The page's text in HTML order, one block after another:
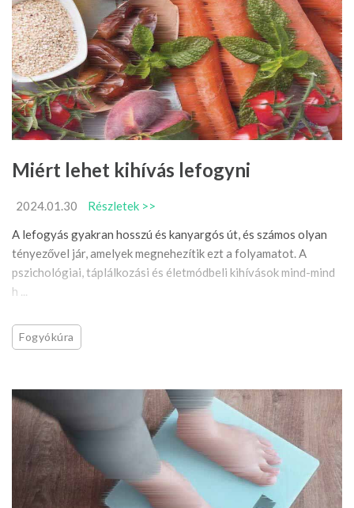
Miért lehet kihívás lefogyni
2024.01.30
Részletek >>
A lefogyás gyakran hosszú és kanyargós út, és számos olyan
tényezővel jár, amelyek megnehezítik ezt a folyamatot. A
pszichológiai, táplálkozási és életmódbeli kihívások mind-mind
h ...
Fogyókúra